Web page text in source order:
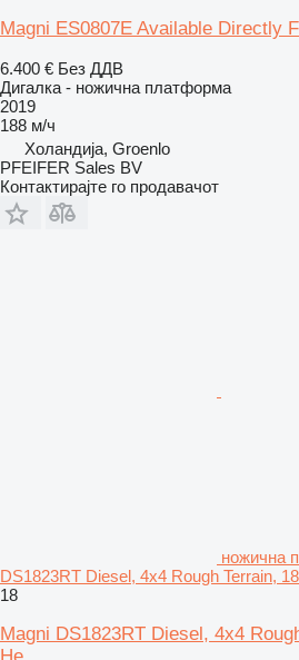
Magni ES0807E Available Directly
6.400 € Без ДДВ
Дигалка - ножична платформа
2019
188 м/ч
Холандија, Groenlo
PFEIFER Sales BV
Контактирајте го продавачот
ножична
DS1823RT Diesel, 4x4 Rough Terrain,
18
Magni DS1823RT Diesel, 4x4